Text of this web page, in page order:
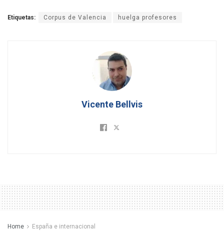
Etiquetas: Corpus de Valencia huelga profesores
Vicente Bellvis
Home España e internacional